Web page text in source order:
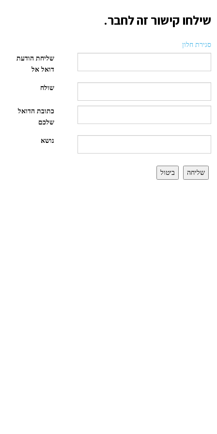
שילחו קישור זה לחבר.
סגירת חלון
שליחת הודעת
דואל אל
שולח
כתובת הדואל
שלכם
נושא
שליחה ביטול